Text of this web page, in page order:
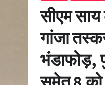
सीएम साय
गांजा
भंडाफोड़,